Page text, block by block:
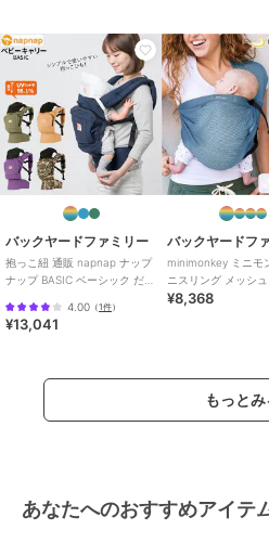
バックヤードファミリー
抱っこ紐 通販 napnap ナップ
ナップ BASIC ベーシック だっ
4.00 （1件）
¥13,041
バックヤードフ
minimonkey ミニモ
ニスリング メッシュ
¥8,368
もっとみ
あなたへのおすすめアイテ